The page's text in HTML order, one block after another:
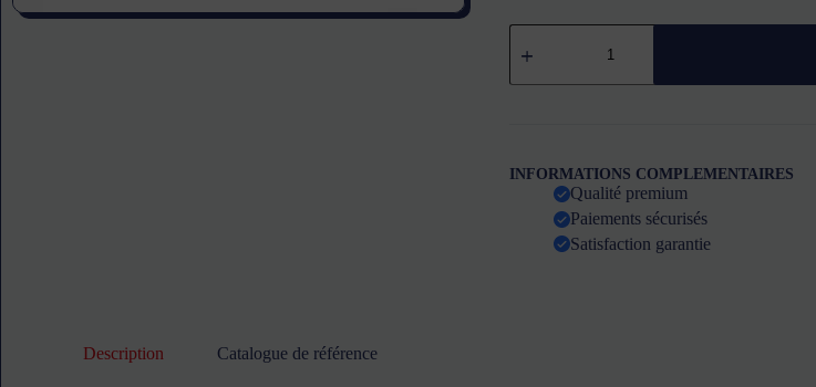
quantité
de
vitrocéramique
INFORMATIONS COMPLEMENTAIRES
Qualité premium
Paiements sécurisés
Satisfaction garantie
Description Catalogue de référence